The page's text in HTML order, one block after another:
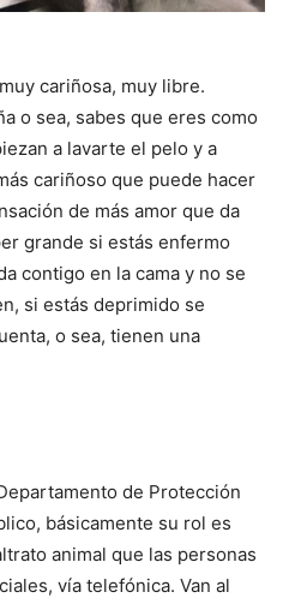
cariñosa, muy libre.
o sea, sabes que eres como
a lavarte el pelo y a
cariñoso que puede hacer
de más amor que da
grande si estás enfermo
contigo en la cama y no se
si estás deprimido se
o sea, tienen una
de Protección
básicamente su rol es
animal que las personas
vía telefónica. Van al